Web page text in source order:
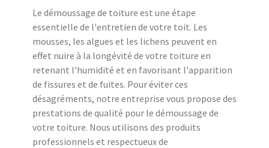
Le démoussage de toiture est une étape
essentielle de l'entretien de votre toit. Les
mousses, les algues et les lichens peuvent en
effet nuire à la longévité de votre toiture en
retenant l'humidité et en favorisant l'apparition
de fissures et de fuites. Pour éviter ces
désagréments, notre entreprise vous propose des
prestations de qualité pour le démoussage de
votre toiture. Nous utilisons des produits
professionnels et respectueux de